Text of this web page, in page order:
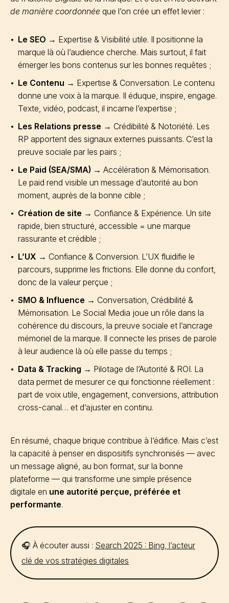
de manière coordonnée que l’on crée un effet levier :
Le SEO → Expertise & Visibilité utile. Il positionne la
marque là où l’audience cherche. Mais surtout, il fait
émerger les bons contenus sur les bonnes requêtes ;
Le Contenu → Expertise & Conversation. Le contenu
donne une voix à la marque. Il éduque, inspire, engage.
Texte, vidéo, podcast, il incarne l’expertise ;
Les Relations presse → Crédibilité & Notoriété. Les
RP apportent des signaux externes puissants. C’est la
preuve sociale par les pairs ;
Le Paid (SEA/SMA) → Accélération & Mémorisation.
Le paid rend visible un message d’autorité au bon
moment, auprès de la bonne cible ;
Création de site → Confiance & Expérience. Un site
rapide, bien structuré, accessible = une marque
rassurante et crédible ;
L’UX → Confiance & Conversion. L’UX fluidifie le
parcours, supprime les frictions. Elle donne du confort,
donc de la valeur perçue ;
SMO & Influence → Conversation, Crédibilité &
Mémorisation. Le Social Media joue un rôle dans la
cohérence du discours, la preuve sociale et l’ancrage
mémoriel de la marque. Il connecte les prises de parole
à leur audience là où elle passe du temps ;
Data & Tracking → Pilotage de l’Autorité & ROI. La
data permet de mesurer ce qui fonctionne réellement :
part de voix utile, engagement, conversions, attribution
cross-canal… et d’ajuster en continu.
En résumé, chaque brique contribue à l’édifice. Mais c’est
la capacité à penser en dispositifs synchronisés — avec
un message aligné, au bon format, sur la bonne
plateforme — qui transforme une simple présence
digitale en une autorité perçue, préférée et
performante.
🎧 À écouter aussi : Search 2025 : Bing, l’acteur
clé de vos stratégies digitales